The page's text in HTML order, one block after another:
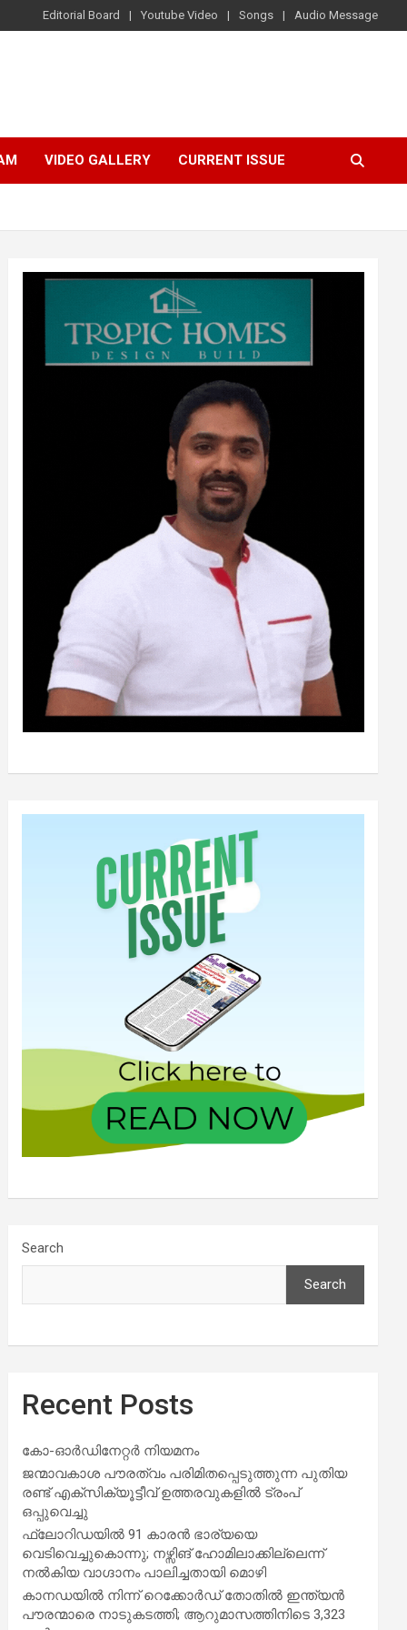
Editorial Board Youtube Video Songs Audio Message
VIDEO GALLERY CURRENT ISSUE
Search
Search
Recent Posts
കോ-ഓർഡിനേറ്റർ നിയമനം
ജന്മാവകാശ പൗരത്വം പരിമിതപ്പെടുത്തുന്ന പുതിയ
രണ്ട് എക്സിക്യൂട്ടീവ് ഉത്തരവുകളിൽ ട്രംപ്
ഒപ്പുവെച്ചു
ഫ്ലോറിഡയിൽ 91 കാരൻ ഭാര്യയെ
വെടിവെച്ചുകൊന്നു; നഴ്സിങ് ഹോമിലാക്കില്ലെന്ന്
നൽകിയ വാഗ്ദാനം പാലിച്ചതായി മൊഴി
കാനഡയിൽ നിന്ന് റെക്കോർഡ് തോതിൽ ഇന്ത്യൻ
പൗരന്മാരെ നാടുകടത്തി; ആറുമാസത്തിനിടെ 3,323